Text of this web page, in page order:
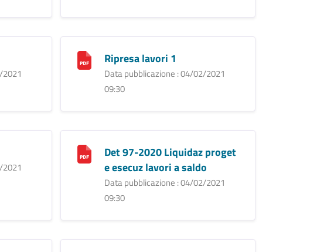
Ripresa lavori 1
Data pubblicazione : 04/02/2021
09:30
Det 97-2020 Liquidaz proget
e esecuz lavori a saldo
Data pubblicazione : 04/02/2021
09:30